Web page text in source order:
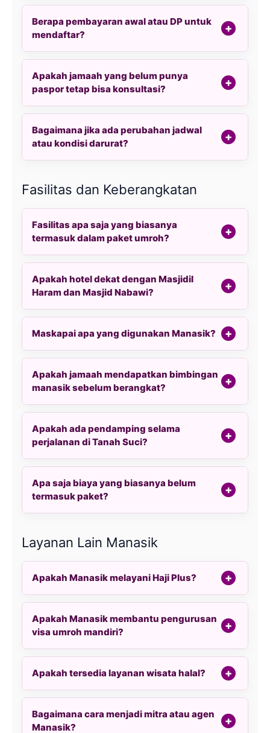
Berapa pembayaran awal atau DP untuk
mendaftar?
Apakah jamaah yang belum punya
paspor tetap bisa konsultasi?
Bagaimana jika ada perubahan jadwal
atau kondisi darurat?
Fasilitas dan Keberangkatan
Fasilitas apa saja yang biasanya
termasuk dalam paket umroh?
Apakah hotel dekat dengan Masjidil
Haram dan Masjid Nabawi?
Maskapai apa yang digunakan Manasik?
Apakah jamaah mendapatkan bimbingan
manasik sebelum berangkat?
Apakah ada pendamping selama
perjalanan di Tanah Suci?
Apa saja biaya yang biasanya belum
termasuk paket?
Layanan Lain Manasik
Apakah Manasik melayani Haji Plus?
Apakah Manasik membantu pengurusan
visa umroh mandiri?
Apakah tersedia layanan wisata halal?
Bagaimana cara menjadi mitra atau agen
Manasik?